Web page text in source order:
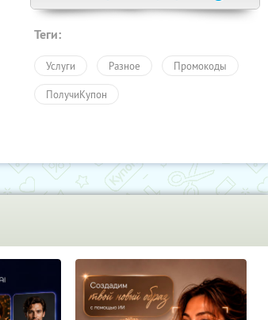
Теги:
Услуги Разное Промокоды
ПолучиКупон